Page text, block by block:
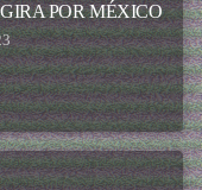
POR MÉXICO